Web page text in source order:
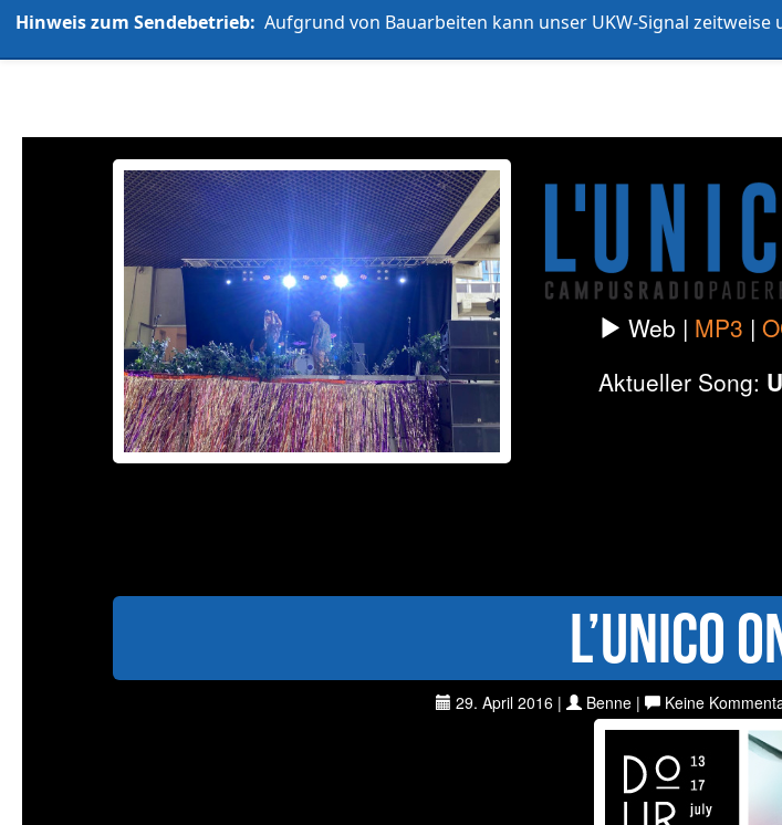
Hinweis zum Sendebetrieb: Aufgrund von Bauarbeiten kann unser UKW-Signal
L'UniCo Allgemein Über uns Playlisten Formate & Redaktionen
Web | MP3 |
Aktueller Song:
L’UniCo
29. April 2016 | Benne | Keine